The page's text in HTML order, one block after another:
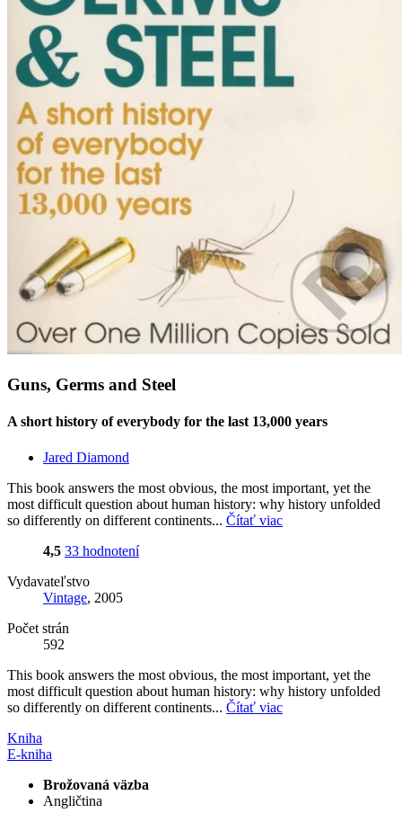
Guns, Germs and Steel
A short history of everybody for the last 13,000 years
Jared Diamond
This book answers the most obvious, the most important, yet the
most difficult question about human history: why history unfolded
so differently on different continents... Čítať viac
4,5 33 hodnotení
Vydavateľstvo
Vintage, 2005
Počet strán
592
This book answers the most obvious, the most important, yet the
most difficult question about human history: why history unfolded
so differently on different continents... Čítať viac
Kniha
E-kniha
Brožovaná väzba
Angličtina